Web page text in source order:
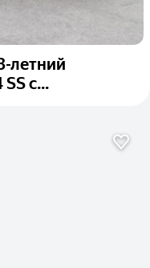
летний
с...